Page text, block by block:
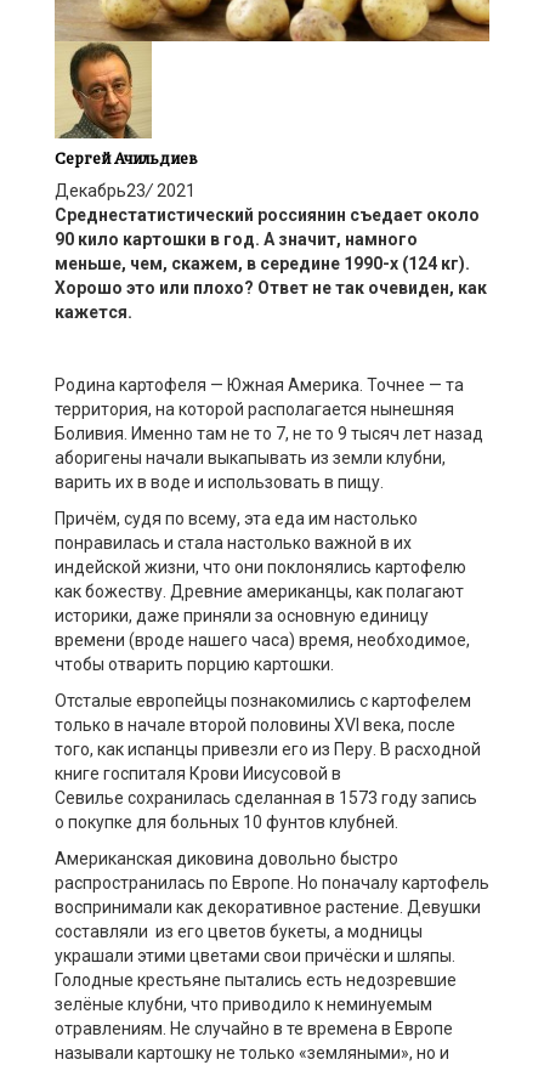
Сергей Ачильдиев
Декабрь23/ 2021
Среднестатистический россиянин съедает около
90 кило картошки в год. А значит, намного
меньше, чем, скажем, в середине 1990-х (124 кг).
Хорошо это или плохо? Ответ не так очевиден, как
кажется.
Родина картофеля — Южная Америка. Точнее — та
территория, на которой располагается нынешняя
Боливия. Именно там не то 7, не то 9 тысяч лет назад
аборигены начали выкапывать из земли клубни,
варить их в воде и использовать в пищу.
Причём, судя по всему, эта еда им настолько
понравилась и стала настолько важной в их
индейской жизни, что они поклонялись картофелю
как божеству. Древние американцы, как полагают
историки, даже приняли за основную единицу
времени (вроде нашего часа) время, необходимое,
чтобы отварить порцию картошки.
Отсталые европейцы познакомились с картофелем
только в начале второй половины XVI века, после
того, как испанцы привезли его из Перу. В расходной
книге госпиталя Крови Иисусовой в
Севилье сохранилась сделанная в 1573 году запись
о покупке для больных 10 фунтов клубней.
Американская диковина довольно быстро
распространилась по Европе. Но поначалу картофель
воспринимали как декоративное растение. Девушки
составляли из его цветов букеты, а модницы
украшали этими цветами свои причёски и шляпы.
Голодные крестьяне пытались есть недозревшие
зелёные клубни, что приводило к неминуемым
отравлениям. Не случайно в те времена в Европе
называли картошку не только «земляными», но и